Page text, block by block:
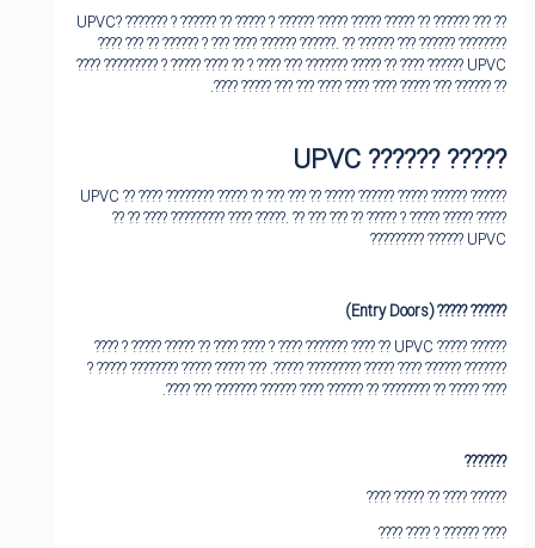
?? ??? ?????? ?? ????? ????? ????? ???‌??? UPVC? ?????‌?? ? ?????? ?? ????? ?
???? ??? ?? ?????? ? ??? ??‌?? ?????? ??????. ?? ?????? ??? ?????? ??‌??????
??????? ????? ?? ???? ???‌??? UPVC ??? ???? ? ?? ???? ????? ? ???????‌?? ????
?? ?????? ??? ????? ???? ???? ???? ??? ??? ????? ????.
????? ???‌???
???‌??? UPVC ?? ???? ?????‌??? ????? ?? ??? ??? ?? ????? ?????? ????? ??‌????
?? ?? ???? ????????? ???? ?????. ?? ??? ??? ?? ????? ? ????? ????? ?????
???‌??? UPVC ??‌???????
???‌??? ?????
(Entry Doors)
???‌??? ????? UPVC ?? ???? ??????? ???? ? ???? ???? ?? ????? ????? ? ????
??????? ????‌?? ???? ????? ???????‌?? ?????. ??? ???‌?? ????? ?????‌??? ????? ?
???? ????? ?? ??‌?????? ?? ?????? ???? ?????? ??????? ??? ????.
?????‌??
?????? ???? ?? ????? ????
???? ?????? ? ???? ????